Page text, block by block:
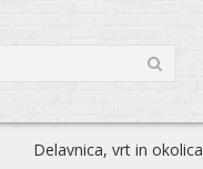
Delavnica, vrt in okolica